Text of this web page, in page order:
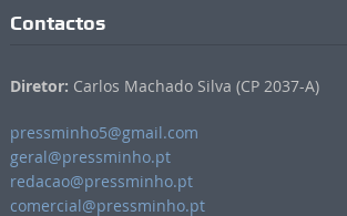
Contactos
Diretor: Carlos Machado Silva (CP 2037-A)
pressminho5@gmail.com
geral@pressminho.pt
redacao@pressminho.pt
comercial@pressminho.pt